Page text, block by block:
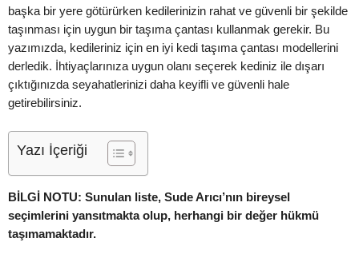
başka bir yere götürürken kedilerinizin rahat ve güvenli bir şekilde
taşınması için uygun bir taşıma çantası kullanmak gerekir. Bu
yazımızda, kedileriniz için en iyi kedi taşıma çantası modellerini
derledik. İhtiyaçlarınıza uygun olanı seçerek kediniz ile dışarı
çıktığınızda seyahatlerinizi daha keyifli ve güvenli hale
getirebilirsiniz.
Yazı İçeriği
BİLGİ NOTU: Sunulan liste, Sude Arıcı’nın bireysel
seçimlerini yansıtmakta olup, herhangi bir değer hükmü
taşımamaktadır.